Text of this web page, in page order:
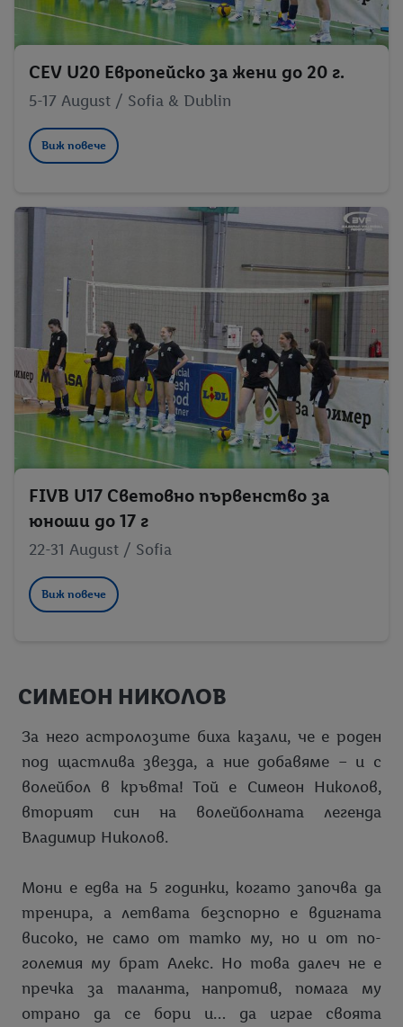
CEV U20 Европейско за жени до 20 г.
5-17 August / Sofia & Dublin
Виж повече
FIVB U17 Световно първенство за
юноши до 17 г
22-31 August / Sofia
Виж повече
СИМЕОН НИКОЛОВ
За него астролозите биха казали, че е роден
под щастлива звезда, а ние добавяме – и с
волейбол в кръвта! Той е Симеон Николов,
вторият син на волейболната легенда
Владимир Николов.
Мони е едва на 5 годинки, когато започва да
тренира, а летвата безспорно е вдигната
високо, не само от татко му, но и от по-
големия му брат Алекс. Но това далеч не е
пречка за таланта, напротив, помага му
отрано да се бори и… да играе своята